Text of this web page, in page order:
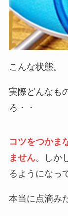
こんな状態。
実際どんなも
ろ・・
コツをつかま
ません。しか
るようになっ
本当に点滴み